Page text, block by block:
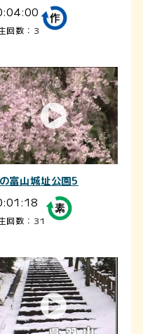
回数：3
富山城址公園5
回数：31